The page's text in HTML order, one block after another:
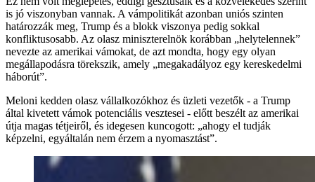
is jó viszonyban vannak. A vámpolitikát azonban uniós szinten
határozzák meg, Trump és a blokk viszonya pedig sokkal
konfliktusosabb. Az olasz miniszterelnök korábban „helytelennek”
nevezte az amerikai vámokat, de azt mondta, hogy egy olyan
megállapodásra törekszik, amely „megakadályoz egy kereskedelmi
háborút”.
Meloni kedden olasz vállalkozókhoz és üzleti vezetők - a Trump
által kivetett vámok potenciális vesztesei - előtt beszélt az amerikai
útja magas tétjeiről, és idegesen kuncogott: „ahogy el tudják
képzelni, egyáltalán nem érzem a nyomasztást”.